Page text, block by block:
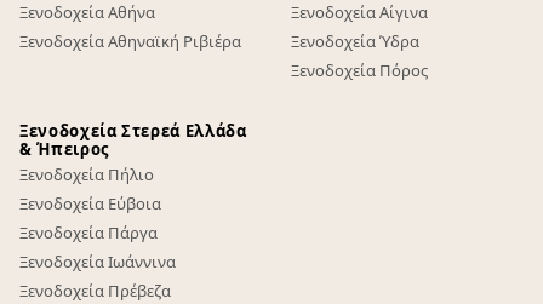
Ξενοδοχεία Αθήνα
Ξενοδοχεία Αθηναϊκή Ριβιέρα
Ξενοδοχεία Αίγινα
Ξενοδοχεία Ύδρα
Ξενοδοχεία Πόρος
Ξενοδοχεία Στερεά Ελλάδα
& Ήπειρος
Ξενοδοχεία Πήλιο
Ξενοδοχεία Εύβοια
Ξενοδοχεία Πάργα
Ξενοδοχεία Ιωάννινα
Ξενοδοχεία Πρέβεζα